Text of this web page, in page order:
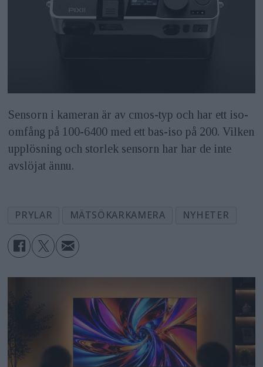
Sensorn i kameran är av cmos-typ och har ett iso-
omfång på 100-6400 med ett bas-iso på 200. Vilken
upplösning och storlek sensorn har har de inte
avslöjat ännu.
PRYLAR MÄTSÖKARKAMERA NYHETER